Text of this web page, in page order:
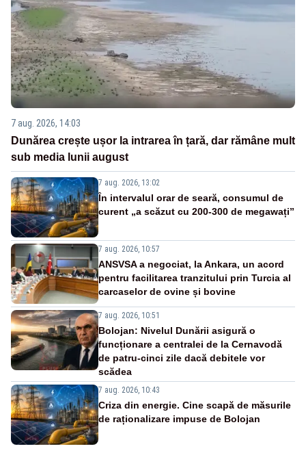
7 aug. 2026, 14:03
Dunărea crește ușor la intrarea în țară, dar rămâne mult
sub media lunii august
7 aug. 2026, 13:02
În intervalul orar de seară, consumul de
curent „a scăzut cu 200-300 de megawați”
7 aug. 2026, 10:57
ANSVSA a negociat, la Ankara, un acord
pentru facilitarea tranzitului prin Turcia al
carcaselor de ovine și bovine
7 aug. 2026, 10:51
Bolojan: Nivelul Dunării asigură o
funcționare a centralei de la Cernavodă
de patru-cinci zile dacă debitele vor
scădea
7 aug. 2026, 10:43
Criza din energie. Cine scapă de măsurile
de raționalizare impuse de Bolojan